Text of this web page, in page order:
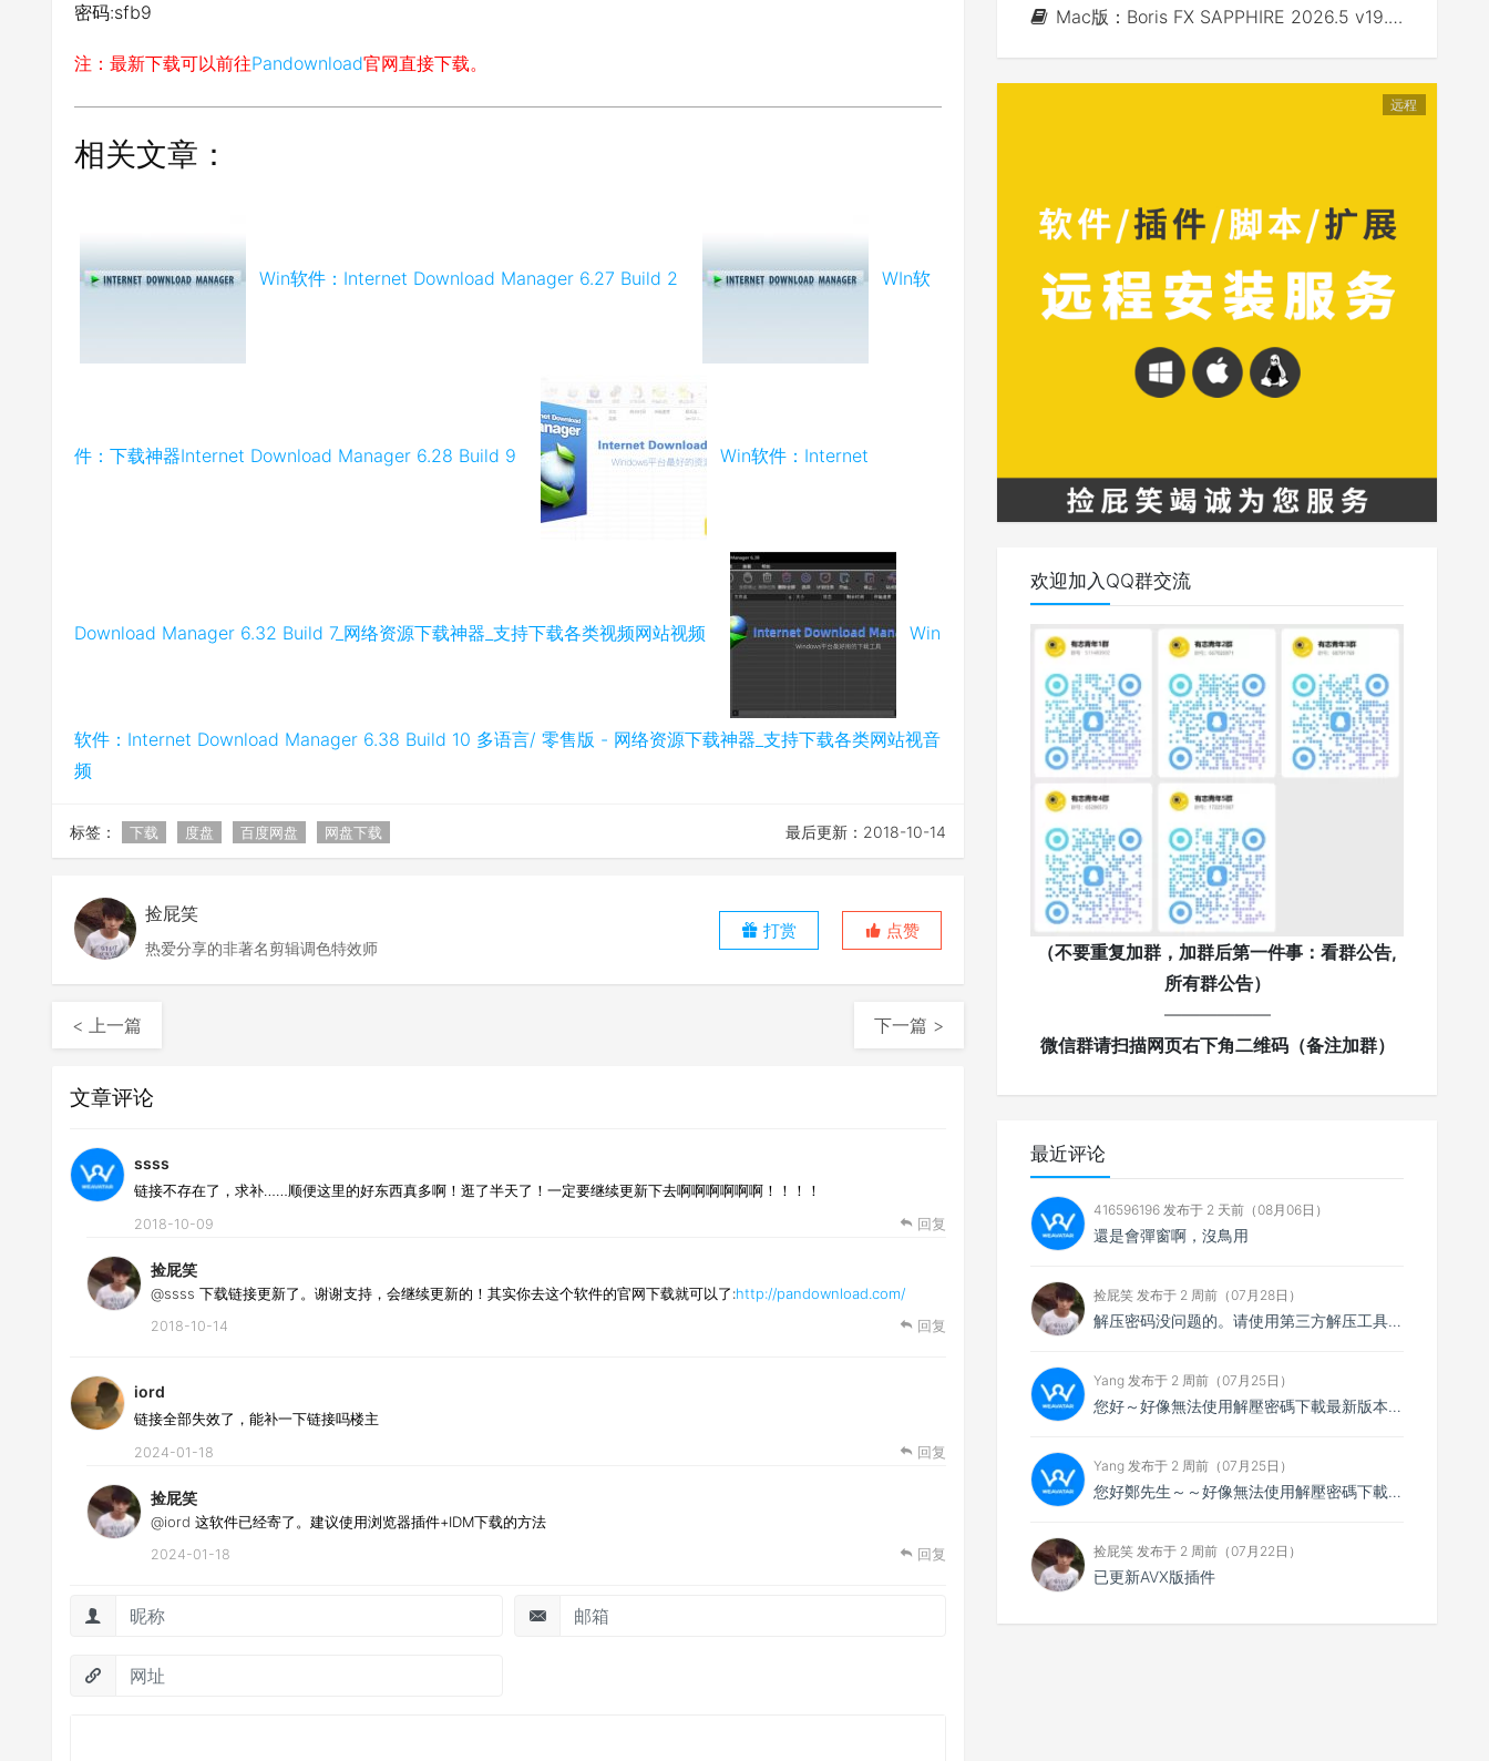
密码:sfb9
注：最新下载可以前往Pandownload官网直接下载。
相关文章：
Win软件：Internet Download Manager 6.27 Build 2 WIn软
件：下载神器Internet Download Manager 6.28 Build 9 Win软件：Internet
Download Manager 6.32 Build 7_网络资源下载神器_支持下载各类视频网站视频 Win
软件：Internet Download Manager 6.38 Build 10 多语言/ 零售版 - 网络资源下载神器_支持下载各类网站视音
频
标签： 下载 度盘 百度网盘 网盘下载 最后更新：2018-10-14
捡屁笑
热爱分享的非著名剪辑调色特效师
打赏 点赞
< 上一篇 下一篇 >
文章评论
ssss
链接不存在了，求补……顺便这里的好东西真多啊！逛了半天了！一定要继续更新下去啊啊啊啊啊啊！！！！
2018-10-09 回复
捡屁笑
@ssss 下载链接更新了。谢谢支持，会继续更新的！其实你去这个软件的官网下载就可以了:http://pandownload.com/
2018-10-14 回复
iord
链接全部失效了，能补一下链接吗楼主
2024-01-18 回复
捡屁笑
@iord 这软件已经寄了。建议使用浏览器插件+IDM下载的方法
2024-01-18 回复
Mac版：Boris FX SAPPHIRE 2026.5 v19.5 蓝宝石视效插件_For AE/PR/Avid/OFX(Nuke/Resolve/Fusion等)
远程
欢迎加入QQ群交流
（不要重复加群，加群后第一件事：看群公告,
所有群公告）
——————
微信群请扫描网页右下角二维码（备注加群）
最近评论
416596196 发布于 2 天前（08月06日）
還是會彈窗啊，沒鳥用
捡屁笑 发布于 2 周前（07月28日）
解压密码没问题的。请使用第三方解压工具解压，比如7zip
Yang 发布于 2 周前（07月25日）
您好～好像無法使用解壓密碼下載最新版本，想請您看看
Yang 发布于 2 周前（07月25日）
您好鄭先生～～好像無法使用解壓密碼下載最新的4.0.4版本，不知能否請你協助排除障礙～
捡屁笑 发布于 2 周前（07月22日）
已更新AVX版插件